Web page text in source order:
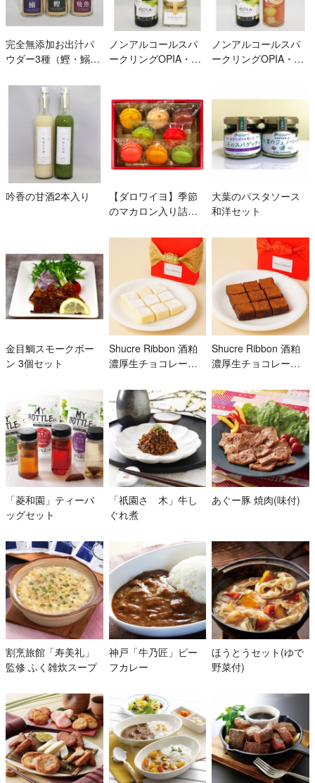
完全無添加お出汁パ
ウダー3種（鰹・鰯・
ノンアルコールスパ
ークリングOPIA・ふ
ノンアルコールスパ
ークリングOPIA・フ
どう）
吟香の甘酒2本入り
【ダロワイヨ】季節
のマカロン入り詰め
大葉のパスタソース
和洋セット
金目鯛スモークボー
ン 3個セット
Shucre Ribbon 酒粕
濃厚生チョコレート
Shucre Ribbon 酒粕
濃厚生チョコレート
「菱和園」ティーバ
ッグセット
「祇園さゝ木」牛し
ぐれ煮
あぐー豚 焼肉(味付)
割烹旅館「寿美礼」
監修 ふく雑炊スープ
神戸「牛乃匠」ビー
フカレー
ほうとうセット(ゆで
野菜付)